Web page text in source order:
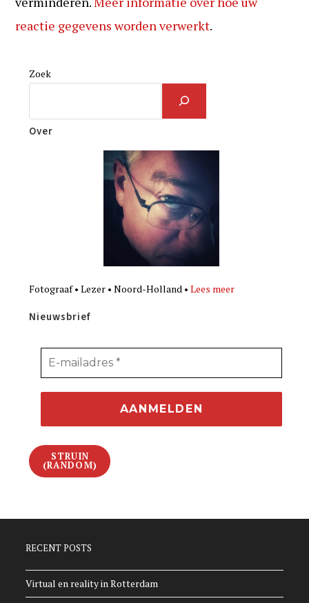
reactie gegevens worden verwerkt.
Zoek
Over
Fotograaf • Lezer • Noord-Holland •Lees meer
Nieuwsbrief
STRUIN
(RANDOM)
RECENT POSTS
Virtual en reality in Rotterdam